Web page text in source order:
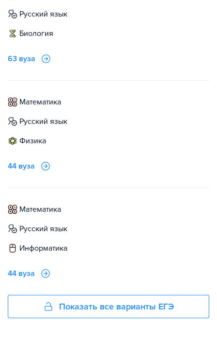
русский язык
биология
63 вуза
математика
русский язык
физика
44 вуза
математика
русский язык
информатика
44 вуза
Показать все варианты ЕГЭ